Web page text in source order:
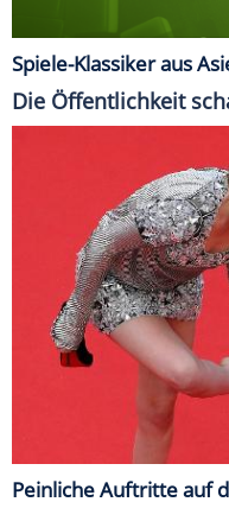
Spiele-Klassiker aus
Die Öffentlichkeit
Peinliche Auftritte auf